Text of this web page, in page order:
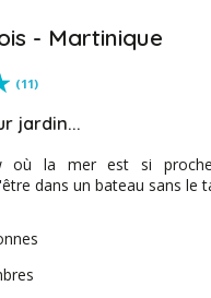
- Martinique
(11)
jardin...
où la mer est si
dans un bateau sans le